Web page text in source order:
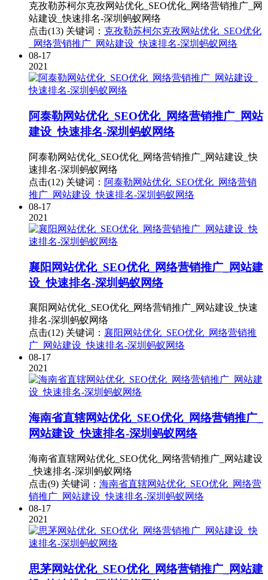
克孜勒苏柯尔克孜网站优化_SEO优化_网络营销推广_网
站建设_快速排名-深圳蚂蚁网络
点击(13) 关键词： 克孜勒苏柯尔克孜网站优化_SEO优化
_网络营销推广_网站建设_快速排名-深圳蚂蚁网络
08-17
2021
阿泰勒网站优化_SEO优化_网络营销推广_网站
建设_快速排名-深圳蚂蚁网络
阿泰勒网站优化_SEO优化_网络营销推广_网站建设_快
速排名-深圳蚂蚁网络
点击(12) 关键词： 阿泰勒网站优化_SEO优化_网络营销
推广_网站建设_快速排名-深圳蚂蚁网络
08-17
2021
襄阳网站优化_SEO优化_网络营销推广_网站建
设_快速排名-深圳蚂蚁网络
襄阳网站优化_SEO优化_网络营销推广_网站建设_快速
排名-深圳蚂蚁网络
点击(12) 关键词： 襄阳网站优化_SEO优化_网络营销推
广_网站建设_快速排名-深圳蚂蚁网络
08-17
2021
海南省直辖网站优化_SEO优化_网络营销推广_
网站建设_快速排名-深圳蚂蚁网络
海南省直辖网站优化_SEO优化_网络营销推广_网站建设
_快速排名-深圳蚂蚁网络
点击(9) 关键词： 海南省直辖网站优化_SEO优化_网络营
销推广_网站建设_快速排名-深圳蚂蚁网络
08-17
2021
思茅网站优化_SEO优化_网络营销推广_网站建